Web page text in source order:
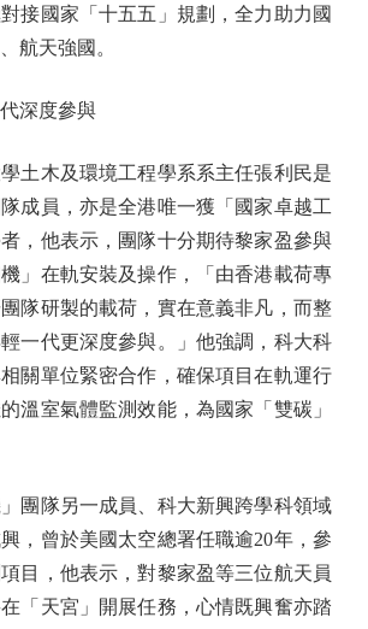
接國家「十五五」規劃，全力助力國
航天強國。
深度參與
木及環境工程學系系主任張利民是
隊成員，亦是全港唯一獲「國家卓越工
，他表示，團隊十分期待黎家盈參與
」在軌安裝及操作，「由香港載荷專
隊研製的載荷，實在意義非凡，而整
一代更深度參與。」他強調，科大科
關單位緊密合作，確保項目在軌運行
溫室氣體監測效能，為國家「雙碳」
隊另一成員、科大新興跨學科領域
，曾於美國太空總署任職逾20年，參
目，他表示，對黎家盈等三位航天員
「天宮」開展任務，心情既興奮亦踏